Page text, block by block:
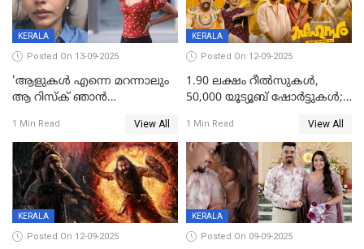
KERALA
Posted On 13-09-2025
'ആളുകള്‍ എന്നെ മറന്നാലും
ആ റിസ്ക് ഞാൻ
മനസിലായി, കടുത്ത
തീരുമാനവുമായി ഐശ്വര്യ
ലക്ഷ്മി
1 Min Read View All
KERALA
Posted On 12-09-2025
1.90 ലക്ഷം റീല്‍സുകള്‍,
50,000 യൂട്യൂബ് ഷോര്‍ട്ടുകള്‍;
ഹിറ്റായി ഓണം മൂഡ് ഗാനം
1 Min Read View All
KERALA
Posted On 12-09-2025
KERALA
Posted On 09-09-2025